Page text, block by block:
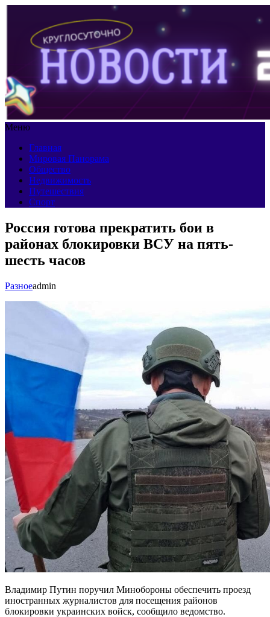
Меню
Главная
Мировая Панорама
Общество
Недвижимость
Путешествия
Спорт
Россия готова прекратить бои в
районах блокировки ВСУ на пять-
шесть часов
Разноеadmin
Владимир Путин поручил Минобороны обеспечить проезд
иностранных журналистов для посещения районов
блокировки украинских войск, сообщило ведомство.